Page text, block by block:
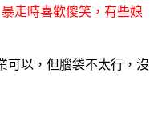
走時喜歡傻笑，有些娘
可以，但腦袋不太行，沒